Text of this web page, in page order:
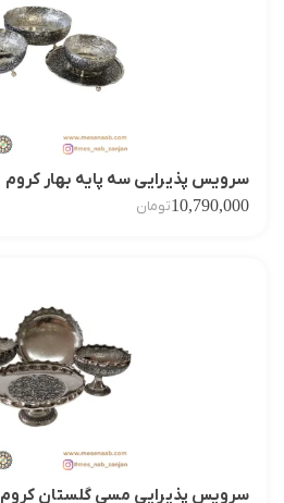
سرویس پذیرایی سه پایه بهار کروم
10,790,000تومان
سرویس پذیرایی مسی گلستان کروم